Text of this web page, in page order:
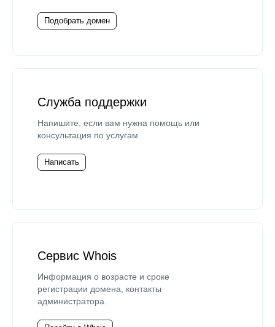
Подобрать домен
Служба поддержки
Напишите, если вам нужна помощь или
консультация по услугам.
Написать
Сервис Whois
Информация о возрасте и сроке
регистрации домена, контакты
администратора.